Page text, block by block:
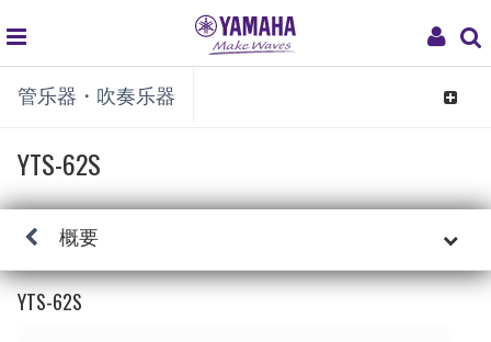
My
global
navigation
管乐器・吹奏乐器
Toggle
YTS-62S
概要
YTS-62S